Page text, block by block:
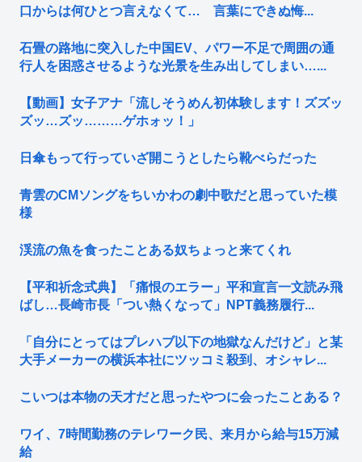
口からは何ひとつ言えなくて… 言葉にできぬ悔...
石畳の路地に突入した中国EV、パワー不足で周囲の通
行人を困惑させるような光景を生み出してしまい…...
【動画】女子アナ「流しそうめん初体験します！ズズッ
ズッ…ズッ………ゲホォッ！」
日傘もって行っていざ開こうとしたら靴べらだった
青雲のCMソングをちいかわの劇中歌だと思っていた模
様
渓流の魚を食ったことある奴ちょっと来てくれ
【平和祈念式典】「痛恨のエラー」平和宣言一文読み飛
ばし…長崎市長「つい熱くなって」NPT義務履行...
「自分にとってはプレハブ以下の地獄なんだけど」と某
大手メーカーの横浜本社にツッコミ殺到、オシャレ...
こいつは本物の天才だと思ったやつに会ったことある？
ワイ、7時間勤務のテレワーク民、来月から給与15万減
給